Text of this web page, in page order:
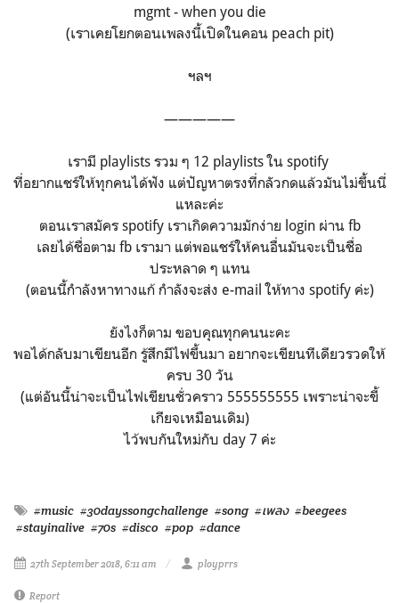
mgmt - when you die
(เราเคยโยกตอนเพลงนี้เปิดในคอน peach pit)
ฯลฯ
—————
เรามี playlists รวม ๆ 12 playlists ใน spotify
ที่อยากแชร์ให้ทุกคนได้ฟัง แต่ปัญหาตรงที่กลัวกดแล้วมันไม่ขึ้นนี่
แหละค่ะ
ตอนเราสมัคร spotify เราเกิดความมักง่าย login ผ่าน fb
เลยได้ชื่อตาม fb เรามา แต่พอแชร์ให้คนอื่นมันจะเป็นชื่อ
ประหลาด ๆ แทน
(ตอนนี้กำลังหาทางแก้ กำลังจะส่ง e-mail ให้ทาง spotify ค่ะ)
ยังไงก็ตาม ขอบคุณทุกคนนะคะ
พอได้กลับมาเขียนอีก รู้สึกมีไฟขึ้นมา อยากจะเขียนทีเดียวรวดให้
ครบ 30 วัน
(แต่อันนี้น่าจะเป็นไฟเขียนชั่วคราว 555555555 เพราะน่าจะขี้
เกียจเหมือนเดิม)
ไว้พบกันใหม่กับ day 7 ค่ะ
#music #30dayssongchallenge #song #เพลง #beegees
#stayinalive #70s #disco #pop #dance
27th September 2018, 6:11 am ployprrs
Report